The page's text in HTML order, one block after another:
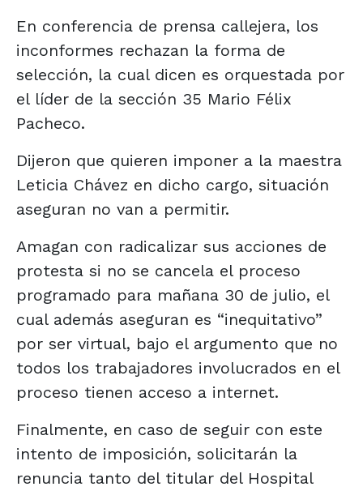
En conferencia de prensa callejera, los
inconformes rechazan la forma de
selección, la cual dicen es orquestada por
el líder de la sección 35 Mario Félix
Pacheco.
Dijeron que quieren imponer a la maestra
Leticia Chávez en dicho cargo, situación
aseguran no van a permitir.
Amagan con radicalizar sus acciones de
protesta si no se cancela el proceso
programado para mañana 30 de julio, el
cual además aseguran es “inequitativo”
por ser virtual, bajo el argumento que no
todos los trabajadores involucrados en el
proceso tienen acceso a internet.
Finalmente, en caso de seguir con este
intento de imposición, solicitarán la
renuncia tanto del titular del Hospital